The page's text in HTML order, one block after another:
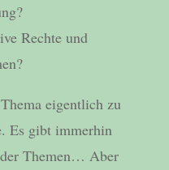
Rechte und
eigentlich zu
Es gibt immerhin
Themen… Aber